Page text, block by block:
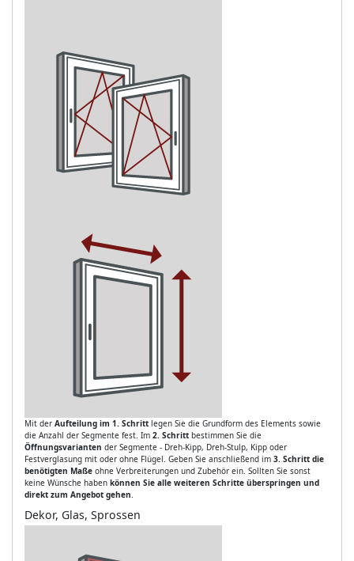
Mit der Aufteilung im 1. Schritt legen Sie die Grundform des Elements sowie
die Anzahl der Segmente fest. Im 2. Schritt bestimmen Sie die
Öffnungsvarianten der Segmente - Dreh-Kipp, Dreh-Stulp, Kipp oder
Festverglasung mit oder ohne Flügel. Geben Sie anschließend im 3. Schritt die
benötigten Maße ohne Verbreiterungen und Zubehör ein. Sollten Sie sonst
keine Wünsche haben können Sie alle weiteren Schritte überspringen und
direkt zum Angebot gehen.
Dekor, Glas, Sprossen